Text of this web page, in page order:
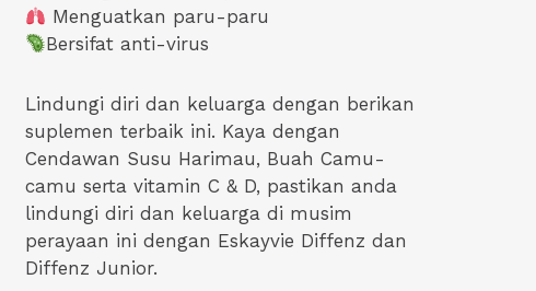
Menguatkan paru-paru
Bersifat anti-virus
Lindungi diri dan keluarga dengan berikan
suplemen terbaik ini. Kaya dengan
Cendawan Susu Harimau, Buah Camu-
camu serta vitamin C & D, pastikan anda
lindungi diri dan keluarga di musim
perayaan ini dengan Eskayvie Diffenz dan
Diffenz Junior.